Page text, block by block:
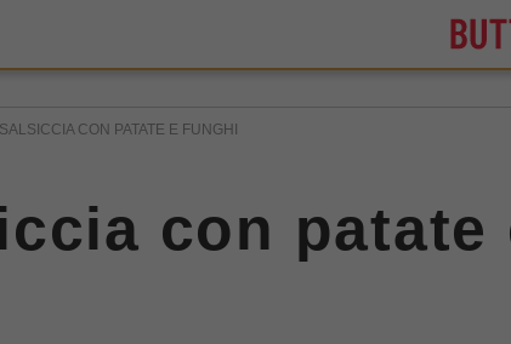
SALSICCIA CON PATATE E FUNGHI
con patate